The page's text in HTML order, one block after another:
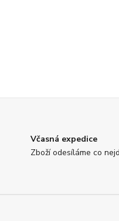
Včasná expedice
Zboží odesíláme co